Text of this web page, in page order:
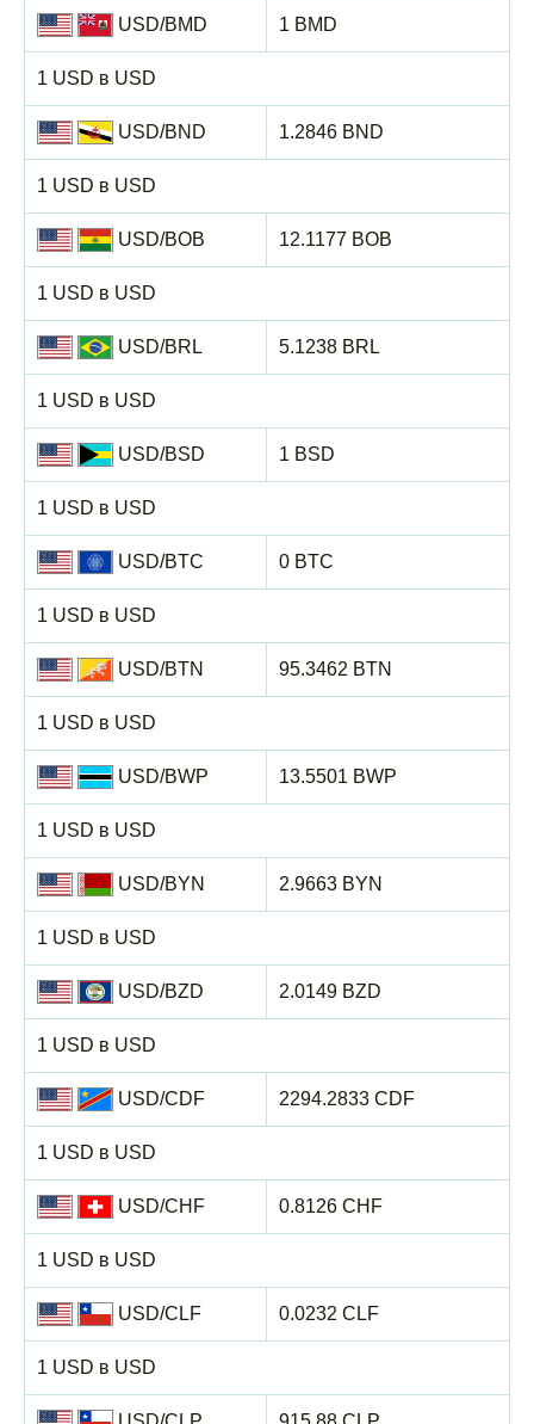
USD/BMD
1 USD в USD
1 BMD
USD/BND
1 USD в USD
1.2846 BND
USD/BOB
1 USD в USD
12.1177 BOB
USD/BRL
1 USD в USD
5.1238 BRL
USD/BSD
1 USD в USD
1 BSD
USD/BTC
1 USD в USD
0 BTC
USD/BTN
1 USD в USD
95.3462 BTN
USD/BWP
1 USD в USD
13.5501 BWP
USD/BYN
1 USD в USD
2.9663 BYN
USD/BZD
1 USD в USD
2.0149 BZD
USD/CDF
1 USD в USD
2294.2833 CDF
USD/CHF
1 USD в USD
0.8126 CHF
USD/CLF
1 USD в USD
0.0232 CLF